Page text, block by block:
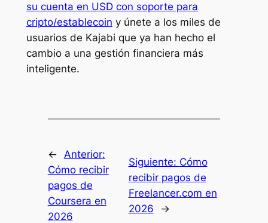
su cuenta en USD con soporte para
cripto/establecoin y únete a los miles de
usuarios de Kajabi que ya han hecho el
cambio a una gestión financiera más
inteligente.
←
Anterior:
Cómo recibir
pagos de
Coursera en
2026
Siguiente: Cómo
recibir pagos de
Freelancer.com en
2026
→